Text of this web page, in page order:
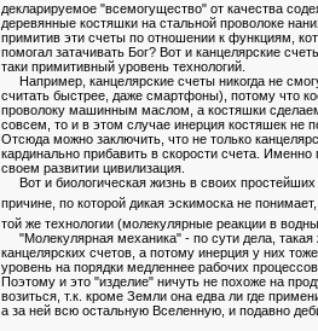
декларируемое "всемогущество" от качества
деревянные костяшки на стальной проволоке
примитив эти счеты по отношении к функциям,
помогал затачивать Бог? Вот и канцелярские
таки примитивный уровень технологий.
Например, канцелярские счеты никогда не
считать быстрее, даже смартфоны), потому что
проволоку машинным маслом, а костяшки
совсем, то и в этом случае инерция костяшек не
Отсюда можно заключить, что не только
кардинально прибавить в скорости счета.
своем развитии цивилизация.
Вот и биологическая жизнь в своих
причине, по которой дикая эскимоска не
той же технологии (молекулярные реакции в
"Молекулярная механика" - по сути дела,
канцелярских счетов, а потому инерция у них
уровень на порядки медленнее рабочих
Поэтому и это "изделие" ничуть не похоже на
возиться, т.к. кроме Земли она едва ли где
а за ней всю остальную Вселенную, и подавно